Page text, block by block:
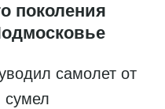
поколения
самолет от